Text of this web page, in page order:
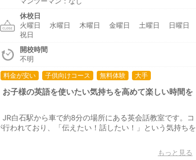
休校日
火曜日 水曜日 木曜日 金曜日 土曜日 日曜日
祝日
開校時間
不明
料金が安い 子供向けコース 無料体験 大手
子様の英語を使いたい気持ちを高めて楽しい時間を
白石駅から車で約8分の場所にある英会話教室です。コ
われており、「伝えたい！話したい！」という気持ちを
もっと見る